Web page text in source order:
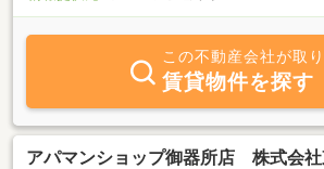
この不動産会社が取
賃貸物件を探す
アパマンショップ御器所店 株式会